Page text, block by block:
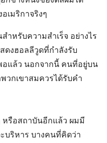
เมริกาจริงๆ
หรับความสำเร็จ อย่างไร
ดงฮอลลีวูดที่กำลังรับ
อแล้ว นอกจากนี้ คนที่อยู่บน
วกเขาสมควรได้รับคำ
หรือสถาบันอีกแล้ว ผมมี
บริหาร บางคนที่คิดว่า